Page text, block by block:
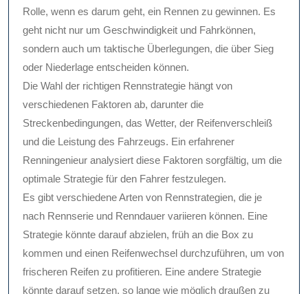
Rolle, wenn es darum geht, ein Rennen zu gewinnen. Es
geht nicht nur um Geschwindigkeit und Fahrkönnen,
sondern auch um taktische Überlegungen, die über Sieg
oder Niederlage entscheiden können.
Die Wahl der richtigen Rennstrategie hängt von
verschiedenen Faktoren ab, darunter die
Streckenbedingungen, das Wetter, der Reifenverschleiß
und die Leistung des Fahrzeugs. Ein erfahrener
Renningenieur analysiert diese Faktoren sorgfältig, um die
optimale Strategie für den Fahrer festzulegen.
Es gibt verschiedene Arten von Rennstrategien, die je
nach Rennserie und Renndauer variieren können. Eine
Strategie könnte darauf abzielen, früh an die Box zu
kommen und einen Reifenwechsel durchzuführen, um von
frischeren Reifen zu profitieren. Eine andere Strategie
könnte darauf setzen, so lange wie möglich draußen zu